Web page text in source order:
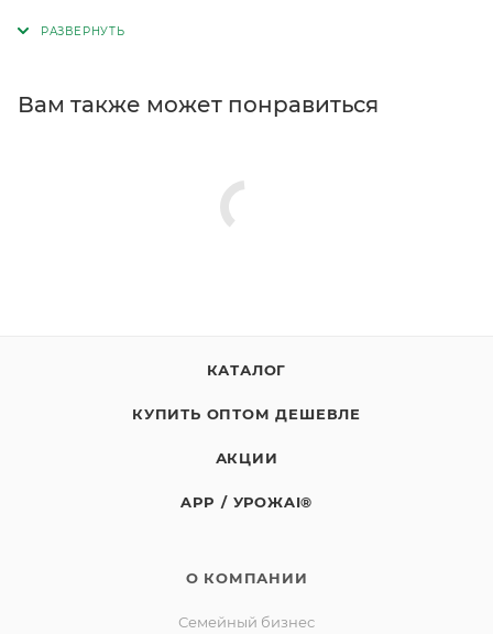
Энергетическая ценность на 100г (калорийность):
Хранить от попадания прямых солнечных лучей, при
температуре от +2C до +25С и относительной
СТО 00493534-039-2016
Изготовитель: СППСК «Ягоды Карелии»
Юридический адрес: 188523, Российская Федерация,
Лопухинка, ул. Советская, д. 1, корп. А, пом. 2.
Вам также может понравиться
КАТАЛОГ
КУПИТЬ ОПТОМ ДЕШЕВЛЕ
АКЦИИ
APP / УРОЖAI®
О КОМПАНИИ
Семейный бизнес